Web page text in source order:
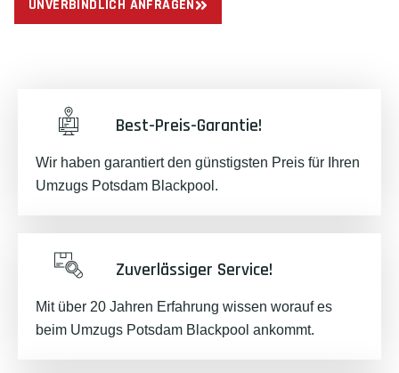
UNVERBINDLICH ANFRAGEN
Best-Preis-Garantie!
Wir haben garantiert den günstigsten Preis für Ihren
Umzugs Potsdam Blackpool.
Zuverlässiger Service!
Mit über 20 Jahren Erfahrung wissen worauf es
beim Umzugs Potsdam Blackpool ankommt.